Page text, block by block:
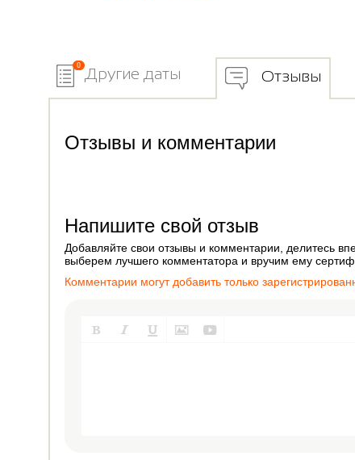
0 Другие даты Отзывы
Отзывы и комментарии
Напишите свой отзыв
Добавляйте свои отзывы и комментарии, делитесь
выберем лучшего комментатора и вручим ему
Комментарии могут добавить только
    